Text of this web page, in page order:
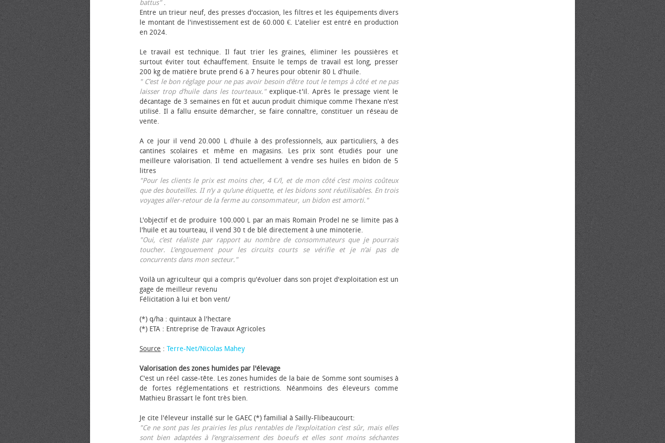
battus".
Entre un trieur neuf, des presses d'occasion, les filtres et les équipements divers
le montant de l'investissement est de 60.000 €. L'atelier est entré en production
en 2024.
Le travail est technique. Il faut trier les graines, éliminer les poussières et
surtout éviter tout échauffement. Ensuite le temps de travail est long, presser
200 kg de matière brute prend 6 à 7 heures pour obtenir 80 L d'huile.
" C’est le bon réglage pour ne pas avoir besoin d’être tout le temps à côté et ne pas
laisser trop d’huile dans les tourteaux."explique-t'il. Après le pressage vient le
décantage de 3 semaines en fût et aucun produit chimique comme l'hexane n'est
utilisé. Il a fallu ensuite démarcher, se faire connaître, constituer un réseau de
vente.
A ce jour il vend 20.000 L d'huile à des professionnels, aux particuliers, à des
cantines scolaires et même en magasins. Les prix sont étudiés pour une
meilleure valorisation. Il tend actuellement à vendre ses huiles en bidon de 5
litres
"Pour les clients le prix est moins cher, 4 €/l, et de mon côté c’est moins coûteux
que des bouteilles. II n’y a qu’une étiquette, et les bidons sont réutilisables. En trois
voyages aller-retour de la ferme au consommateur, un bidon est amorti."
L'objectif et de produire 100.000 L par an mais Romain Prodel ne se limite pas à
l'huile et au tourteau, il vend 30 t de blé directement à une minoterie.
"Oui, c’est réaliste par rapport au nombre de consommateurs que je pourrais
toucher. L’engouement pour les circuits courts se vérifie et je n’ai pas de
concurrents dans mon secteur."
Voilà un agriculteur qui a compris qu'évoluer dans son projet d'exploitation est un
gage de meilleur revenu
Félicitation à lui et bon vent/
(*) q/ha : quintaux à l'hectare
(*) ETA : Entreprise de Travaux Agricoles
Source : Terre-Net/Nicolas Mahey
Valorisation des zones humides par l'élevage
C'est un réel casse-tête. Les zones humides de la baie de Somme sont soumises à
de fortes réglementations et restrictions. Néanmoins des éleveurs comme
Mathieu Brassart le font très bien.
Je cite l'éleveur installé sur le GAEC (*) familial à Sailly-Flibeaucourt:
"Ce ne sont pas les prairies les plus rentables de l’exploitation c’est sûr, mais elles
sont bien adaptées à l’engraissement des bœufs et elles sont moins séchantes